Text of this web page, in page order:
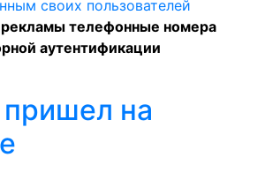
рекламы телефонные номера
аутентификации
пришел на